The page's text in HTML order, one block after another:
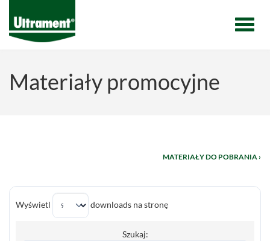
Menu
Materiały promocyjne
MATERIAŁY DO POBRANIA ›
Wyświetl downloads na stronę
Szukaj: